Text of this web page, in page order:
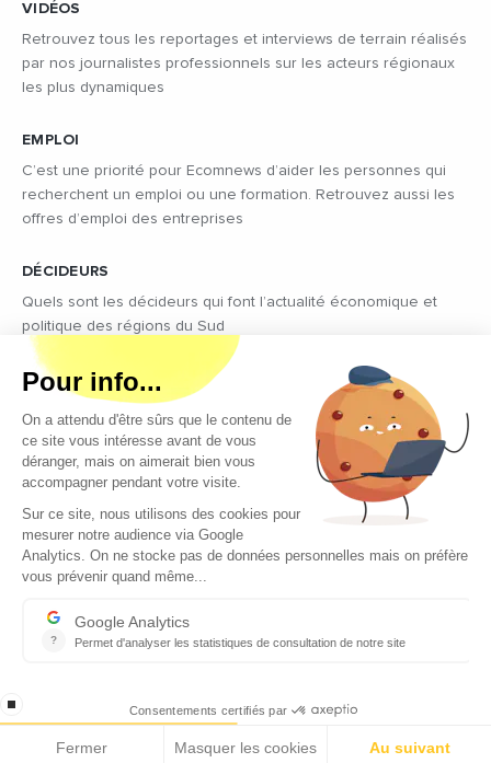
VIDÉOS
Retrouvez tous les reportages et interviews de terrain réalisés
par nos journalistes professionnels sur les acteurs régionaux
les plus dynamiques
EMPLOI
C’est une priorité pour Ecomnews d’aider les personnes qui
recherchent un emploi ou une formation. Retrouvez aussi les
offres d’emploi des entreprises
DÉCIDEURS
Quels sont les décideurs qui font l’actualité économique et
politique des régions du Sud
Copyright © 2026 - Tous droits réservés
Qui sommes-nous ?
Contact
Conditions générales d’utilisation